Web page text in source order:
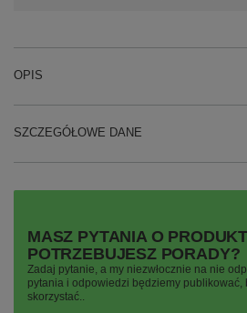
OPIS
SZCZEGÓŁOWE DANE
MASZ PYTANIA O
POTRZEBUJESZ PORADY?
Zadaj pytanie, a my niezwłocznie na nie
pytania i odpowiedzi będziemy publikować,
skorzystać..